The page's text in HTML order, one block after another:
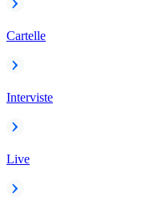
Cartelle
Interviste
Live